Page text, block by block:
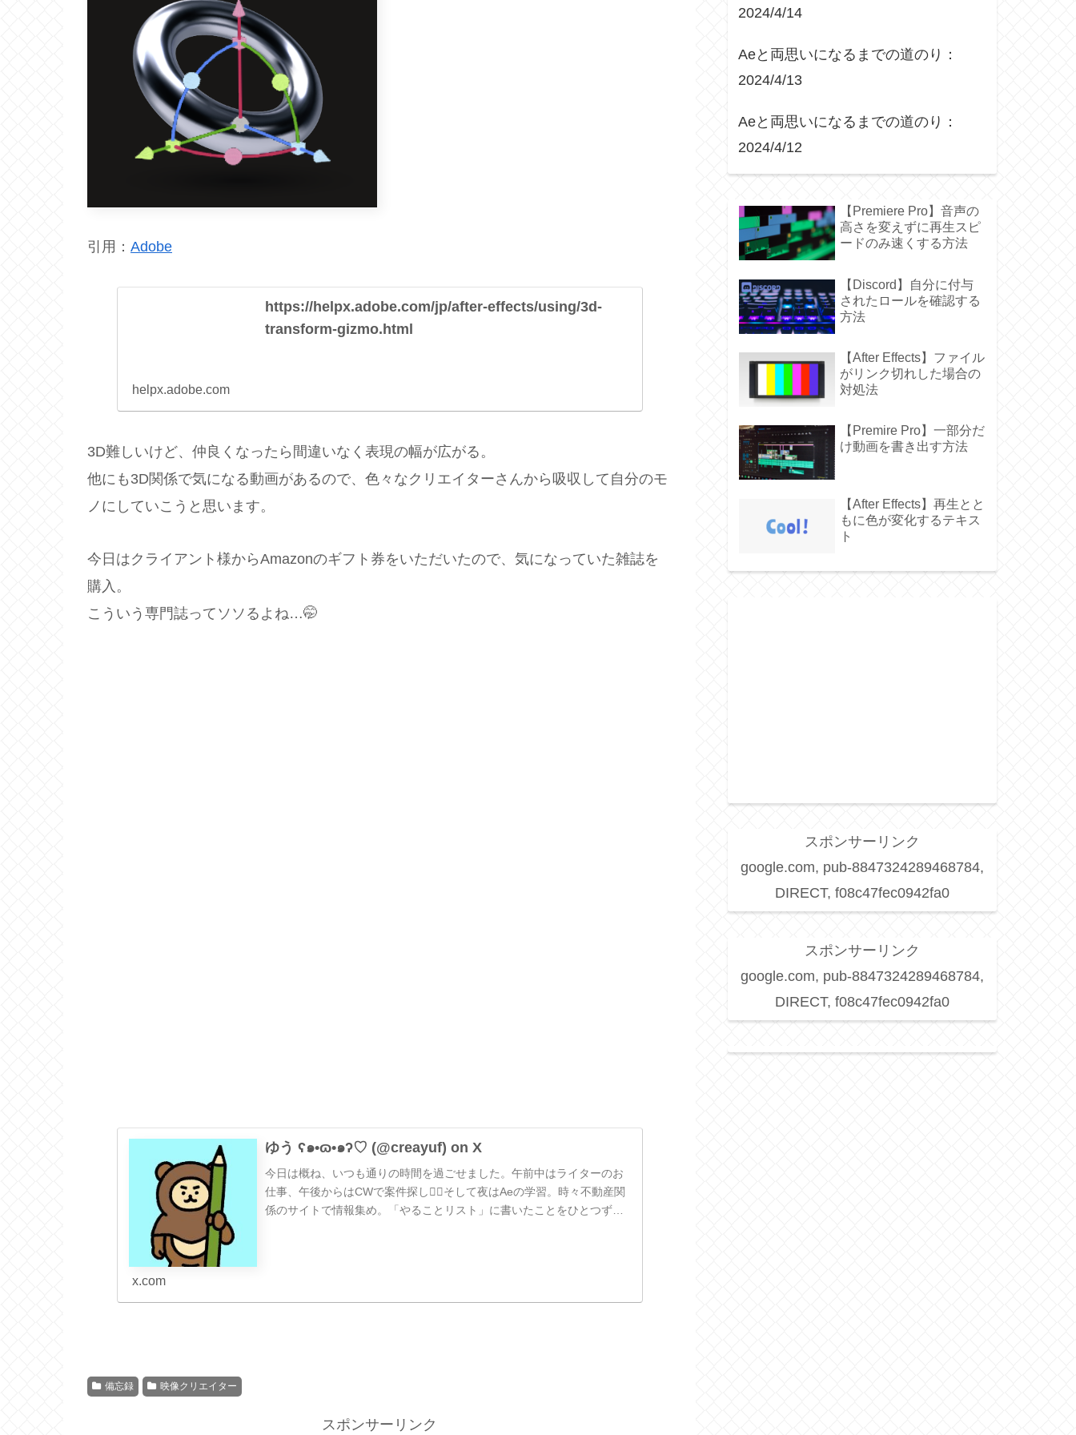
引用： Adobe
https://helpx.adobe.com/jp/after-effects/using/3d-
transform-gizmo.html
helpx.adobe.com
3D難しいけど、仲良くなったら間違いなく表現の幅が広がる。
他にも3D関係で気になる動画があるので、色々なクリエイターさんから吸収して自分のモ
ノにしていこうと思います。
今日はクライアント様からAmazonのギフト券をいただいたので、気になっていた雑誌を
購入。
こういう専門誌ってソソるよね…🤭
ゆう ʕ๑•ɷ•๑ʔ♡ (@creayuf) on X
今日は概ね、いつも通りの時間を過ごせました。午前中はライターのお
仕事、午後からはCWで案件探し🚶‍♀️そして夜はAeの学習。時々不動産関
係のサイトで情報集め。「やることリスト」に書いたことをひとつずつ
x.com
備忘録 映像クリエイター
スポンサーリンク
2024/4/14
Aeと両思いになるまでの道のり：
2024/4/13
Aeと両思いになるまでの道のり：
2024/4/12
【Premiere Pro】音声の
高さを変えずに再生スピ
ードのみ速くする方法
【Discord】自分に付与
されたロールを確認する
方法
【After Effects】ファイル
がリンク切れした場合の
対処法
【Premire Pro】一部分だ
け動画を書き出す方法
【After Effects】再生とと
もに色が変化するテキス
ト
スポンサーリンク
google.com, pub-8847324289468784,
DIRECT, f08c47fec0942fa0
スポンサーリンク
google.com, pub-8847324289468784,
DIRECT, f08c47fec0942fa0